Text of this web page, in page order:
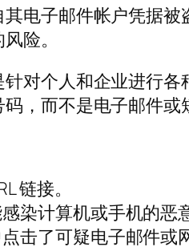
电子邮件帐户凭据
险。
对个人和企业进行
，而不是电子邮件或
链接。
染计算机或手机的恶
击了可疑电子邮件